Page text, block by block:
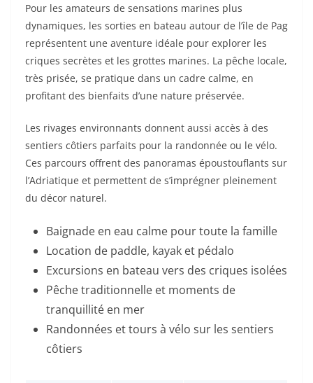
Pour les amateurs de sensations marines plus
dynamiques, les sorties en bateau autour de l’île de Pag
représentent une aventure idéale pour explorer les
criques secrètes et les grottes marines. La pêche locale,
très prisée, se pratique dans un cadre calme, en
profitant des bienfaits d’une nature préservée.
Les rivages environnants donnent aussi accès à des
sentiers côtiers parfaits pour la randonnée ou le vélo.
Ces parcours offrent des panoramas époustouflants sur
l’Adriatique et permettent de s’imprégner pleinement
du décor naturel.
Baignade en eau calme pour toute la famille
Location de paddle, kayak et pédalo
Excursions en bateau vers des criques isolées
Pêche traditionnelle et moments de
tranquillité en mer
Randonnées et tours à vélo sur les sentiers
côtiers